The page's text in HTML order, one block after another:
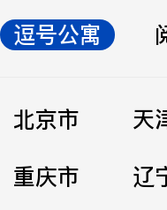
逗号公寓
北京市
天
重庆市
辽
立即提交